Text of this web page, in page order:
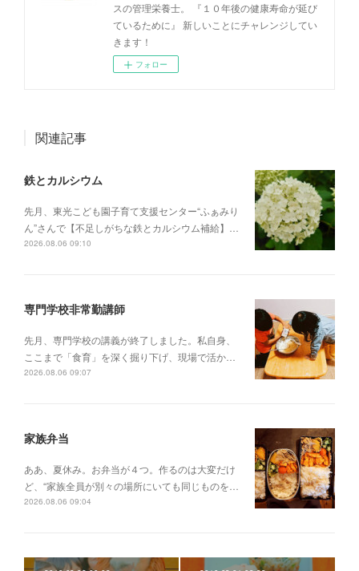
スの管理栄養士。 『１０年後の健康寿命が延び
ているために』 新しいことにチャレンジしてい
きます！
フォロー
関連記事
鉄とカルシウム
先月、東光こども園子育て支援センター“ふぁみり
ん”さんで【不足しがちな鉄とカルシウム補給】…
2026.08.06 09:10
専門学校非常勤講師
先月、専門学校の講義が終了しました。私自身、
ここまで「食育」を深く掘り下げ、現場で活か…
2026.08.06 09:07
家族弁当
ああ、夏休み。お弁当が４つ。作るのは大変だけ
ど、“家族全員が別々の場所にいても同じものを…
2026.08.06 09:04